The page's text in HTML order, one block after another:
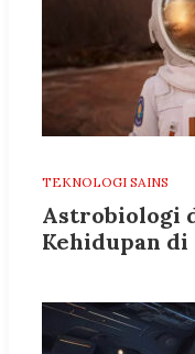
TEKNOLOGI SAINS
Astrobiologi
Kehidupan di